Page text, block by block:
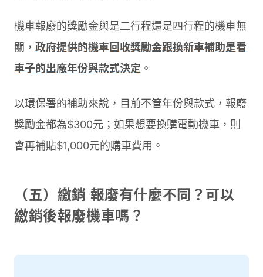
機車報廢的獎勵金與是二行程還是四行程的機車無
關， 政府提供的機車回收獎勵金跟換新車補助是看
車子的出廠年份與款式決定 。
以環保署的補助來說，目前不管年份與款式，報廢
獎勵金都為$300元；如果想要換購電動機車，則
會再補貼$1,000元的購車費用。
（五）繳銷 報廢有什麼不同？可以
繳銷後報廢機車嗎？